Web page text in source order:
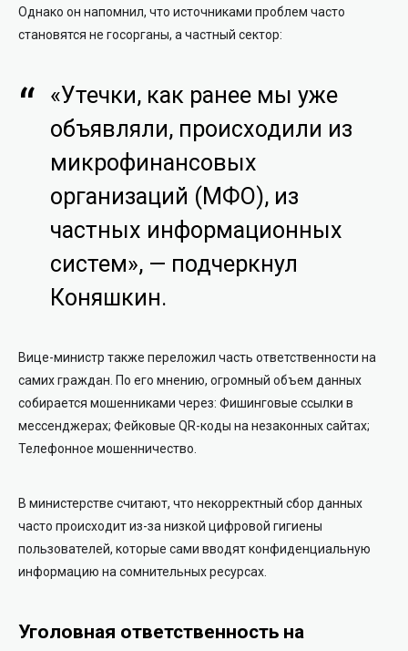
Однако он напомнил, что источниками проблем часто
становятся не госорганы, а частный сектор:
«Утечки, как ранее мы уже
объявляли, происходили из
микрофинансовых
организаций (МФО), из
частных информационных
систем», — подчеркнул
Коняшкин.
Вице-министр также переложил часть ответственности на
самих граждан. По его мнению, огромный объем данных
собирается мошенниками через: Фишинговые ссылки в
мессенджерах; Фейковые QR-коды на незаконных сайтах;
Телефонное мошенничество.
В министерстве считают, что некорректный сбор данных
часто происходит из-за низкой цифровой гигиены
пользователей, которые сами вводят конфиденциальную
информацию на сомнительных ресурсах.
Уголовная ответственность на